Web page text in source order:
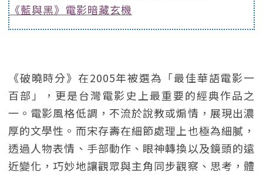
《藍與黑》電影暗藏玄機
《破曉時分》在2005年被選為「最佳華語電影一
百部」，更是台灣電影史上最重要的經典作品之
一。電影風格低調，不流於說教或煽情，展現出濃
厚的文學性。而宋存壽在細節處理上也極為細膩，
透過人物表情、手部動作、眼神轉換以及鏡頭的遠
近變化，巧妙地讓觀眾與主角同步觀察、思考，體